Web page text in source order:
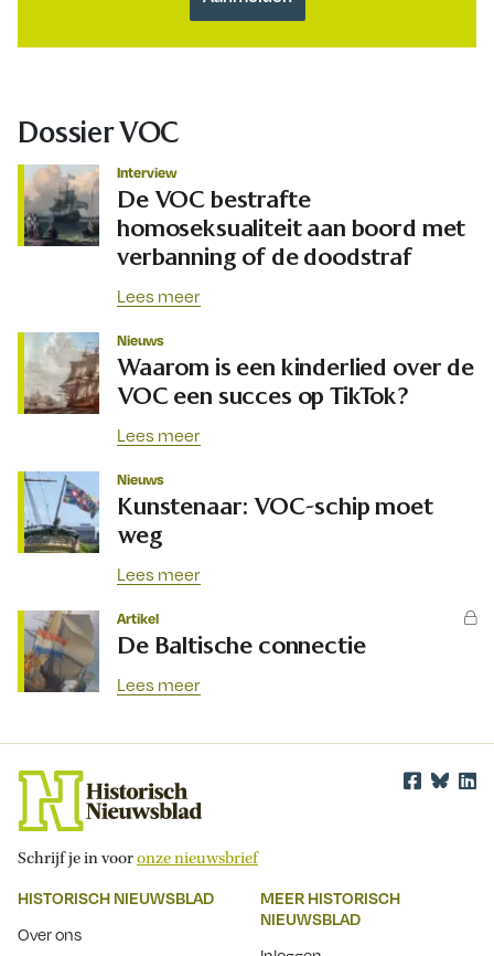
Dossier VOC
Interview
De VOC bestrafte
homoseksualiteit aan boord met
verbanning of de doodstraf
Lees meer
Nieuws
Waarom is een kinderlied over de
VOC een succes op TikTok?
Lees meer
Nieuws
Kunstenaar: VOC-schip moet
weg
Lees meer
Artikel
De Baltische connectie
Lees meer
Schrijf je in vooronze nieuwsbrief
HISTORISCH NIEUWSBLAD
Over ons
MEER HISTORISCH
NIEUWSBLAD